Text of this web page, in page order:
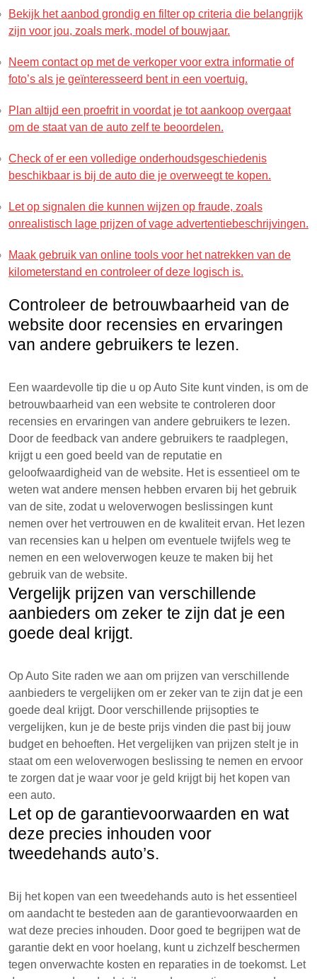
Bekijk het aanbod grondig en filter op criteria die belangrijk
zijn voor jou, zoals merk, model of bouwjaar.
Neem contact op met de verkoper voor extra informatie of
foto’s als je geïnteresseerd bent in een voertuig.
Plan altijd een proefrit in voordat je tot aankoop overgaat
om de staat van de auto zelf te beoordelen.
Check of er een volledige onderhoudsgeschiedenis
beschikbaar is bij de auto die je overweegt te kopen.
Let op signalen die kunnen wijzen op fraude, zoals
onrealistisch lage prijzen of vage advertentiebeschrijvingen.
Maak gebruik van online tools voor het natrekken van de
kilometerstand en controleer of deze logisch is.
Controleer de betrouwbaarheid van de
website door recensies en ervaringen
van andere gebruikers te lezen.
Een waardevolle tip die u op Auto Site kunt vinden, is om de
betrouwbaarheid van een website te controleren door
recensies en ervaringen van andere gebruikers te lezen.
Door de feedback van andere gebruikers te raadplegen,
krijgt u een goed beeld van de reputatie en
geloofwaardigheid van de website. Het is essentieel om te
weten wat andere mensen hebben ervaren bij het gebruik
van de site, zodat u weloverwogen beslissingen kunt
nemen over het vertrouwen en de kwaliteit ervan. Het lezen
van recensies kan u helpen om eventuele twijfels weg te
nemen en een weloverwogen keuze te maken bij het
gebruik van de website.
Vergelijk prijzen van verschillende
aanbieders om zeker te zijn dat je een
goede deal krijgt.
Op Auto Site raden we aan om prijzen van verschillende
aanbieders te vergelijken om er zeker van te zijn dat je een
goede deal krijgt. Door verschillende prijsopties te
vergelijken, kun je de beste prijs vinden die past bij jouw
budget en behoeften. Het vergelijken van prijzen stelt je in
staat om een weloverwogen beslissing te nemen en ervoor
te zorgen dat je waar voor je geld krijgt bij het kopen van
een auto.
Let op de garantievoorwaarden en wat
deze precies inhouden voor
tweedehands auto’s.
Bij het kopen van een tweedehands auto is het essentieel
om aandacht te besteden aan de garantievoorwaarden en
wat deze precies inhouden. Door goed te begrijpen wat de
garantie dekt en voor hoelang, kunt u zichzelf beschermen
tegen onverwachte kosten en reparaties in de toekomst. Let